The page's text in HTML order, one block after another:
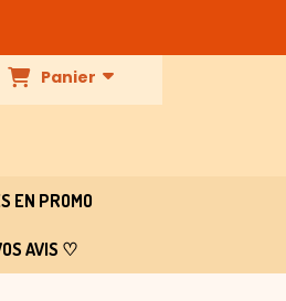
Panier
EN PROMO
AVIS ♡